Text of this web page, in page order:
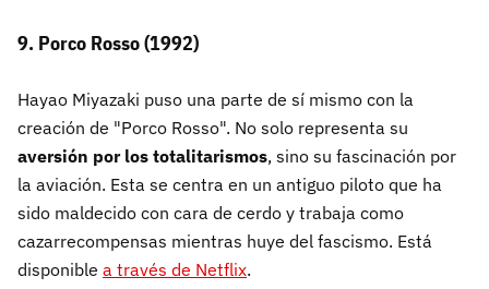
9. Porco Rosso (1992)
Hayao Miyazaki puso una parte de sí mismo con la
creación de "Porco Rosso". No solo representa su
aversión por los totalitarismos, sino su fascinación por
la aviación. Esta se centra en un antiguo piloto que ha
sido maldecido con cara de cerdo y trabaja como
cazarrecompensas mientras huye del fascismo. Está
disponible a través de Netflix.